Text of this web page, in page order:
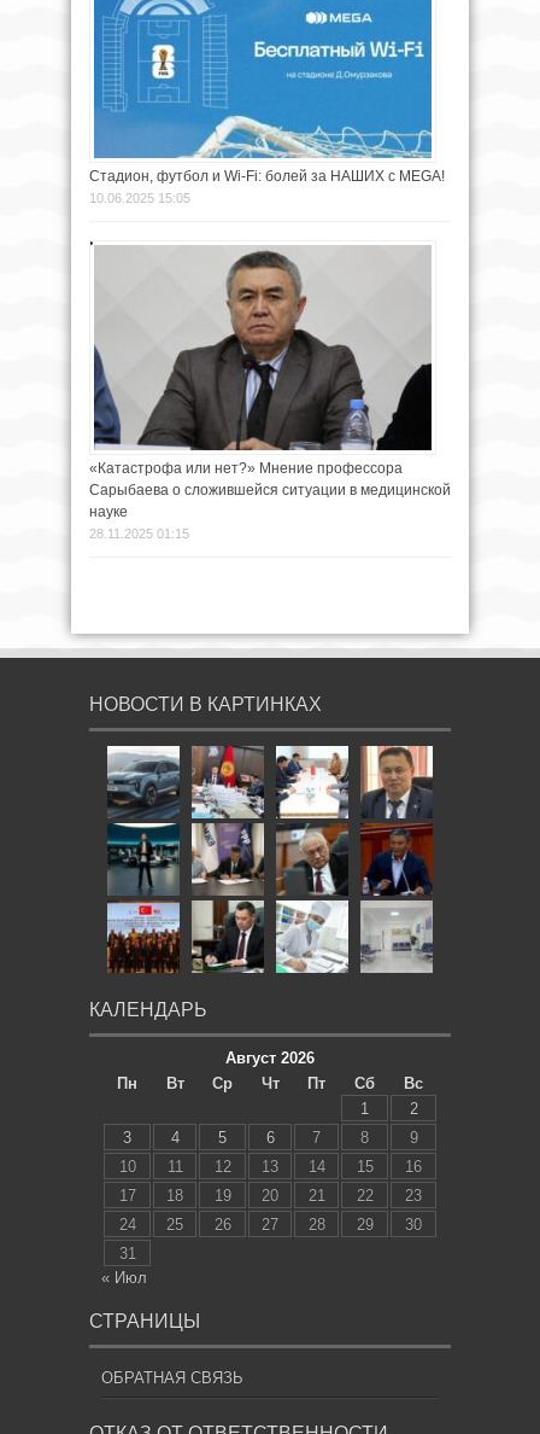
Стадион, футбол и Wi-Fi: болей за НАШИХ с MEGA!
10.06.2025 15:05
«Катастрофа или нет?» Мнение профессора
Сарыбаева о сложившейся ситуации в медицинской
науке
28.11.2025 01:15
НОВОСТИ В КАРТИНКАХ
КАЛЕНДАРЬ
Август 2026
Пн
Вт Ср Чт Пт Сб
Вс
1
2
3
4 5 6 7 8
9
10
11 12 13 14 15
16
17
18 19 20 21 22
23
24
25 26 27 28 29
30
31
« Июл
СТРАНИЦЫ
ОБРАТНАЯ СВЯЗЬ